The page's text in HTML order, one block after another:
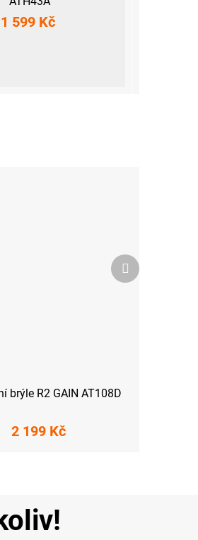
brýle R2 GAIN AT108D
2 199 Kč
Další
produkt
1 599 Kč